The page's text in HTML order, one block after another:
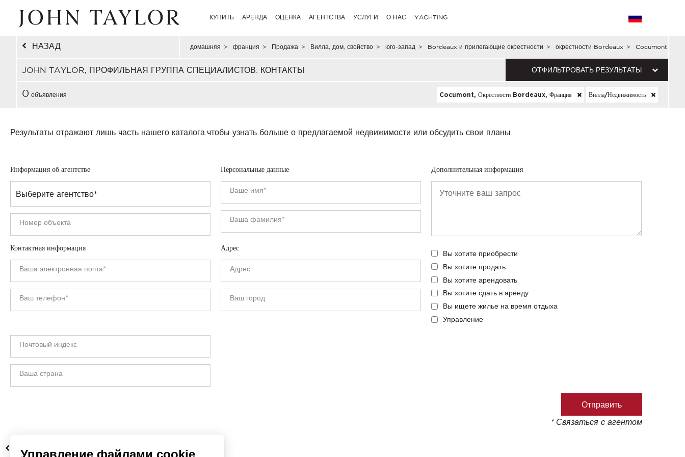
КУПИТЬ АРЕНДА ОЦЕНКА АГЕНТСТВА УСЛУГИ О НАС YACHTING
НАЗАД домашняя > франция > Продажа > Вилла, дом, свойство > юго-запад > Bordeaux и прилегающие окрестности > окрестности Bordeaux > Cocumont
JOHN TAYLOR, ПРОФИЛЬНАЯ ГРУППА СПЕЦИАЛИСТОВ: КОНТАКТЫ ОТФИЛЬТРОВАТЬ РЕЗУЛЬТАТЫ
0 объявления Cocumont, Окрестности Bordeaux, Франция Вилла/недвижимость
Результаты отражают лишь часть нашего каталога. чтобы узнать больше о предлагаемой недвижимости или обсудить свои планы.
Информация об агентстве Персональные данные
Контактная информация Адрес
Дополнительная информация
Вы хотите приобрести
Вы хотите продать
Вы хотите арендовать
Вы хотите сдать в аренду
Вы ищете жилье на время отдыха
Управление
* Связаться с агентом
НАЗАД
Управление файлами cookie